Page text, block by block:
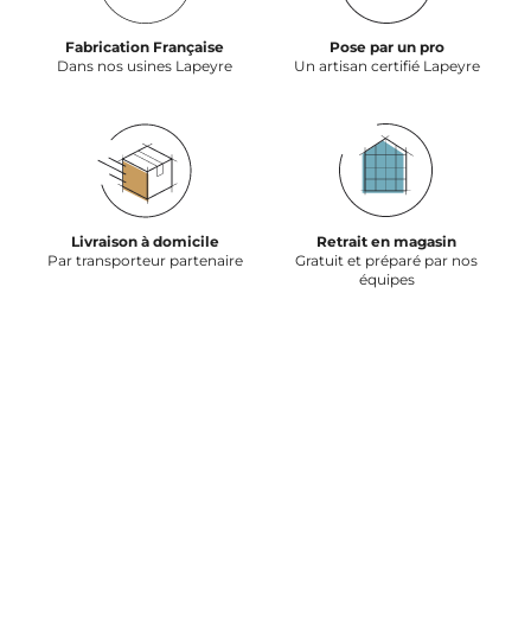
Fabrication Française
Dans nos usines Lapeyre
Pose par un pro
Un artisan certifié Lapeyre
Livraison à domicile
Par transporteur partenaire
Retrait en magasin
Gratuit et préparé par nos
équipes